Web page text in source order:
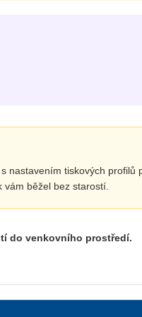
tiskových profilů
vám běžel bez starostí.
do venkovního prostředí.